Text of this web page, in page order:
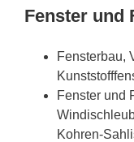
Fenster und
Fensterbau,
Fenster und
Kohren-